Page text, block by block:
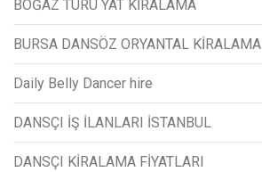
BOĞAZ TURU YAT KİRALAMA
BURSA DANSÖZ ORYANTAL KİRALAMA
Daily Belly Dancer hire
DANSÇI İŞ İLANLARI İSTANBUL
DANSÇI KİRALAMA FİYATLARI